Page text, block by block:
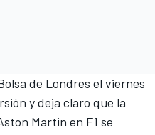
de Londres el viernes
y deja claro que la
Martin en F1 se